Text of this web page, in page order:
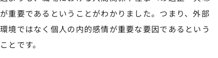
が重要であるということがわかりました。つまり、外部
環境ではなく個人の内的感情が重要な要因であるという
ことです。